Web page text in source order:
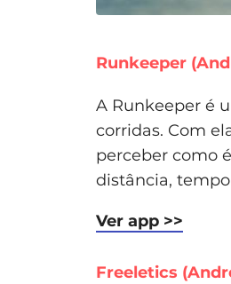
Runkeeper
A Runkeeper é
corridas. Com
perceber como
distância,
Ver app >>
Freeletics